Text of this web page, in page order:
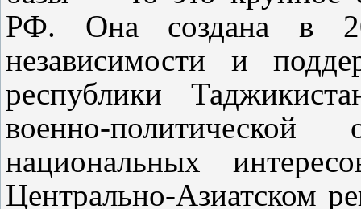
РФ. Она создана в
независимости и
республики
военно-
национальных
Центрально-Азиатском